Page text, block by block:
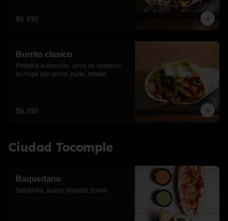
$6.490
Burrito clasico
Proteína a elección, arroz de verduras,
lechuga lolo green, palta, tomate
$6.390
Ciudad Tocomple
Baquedano
Salchicha, queso cheddar, tocino.